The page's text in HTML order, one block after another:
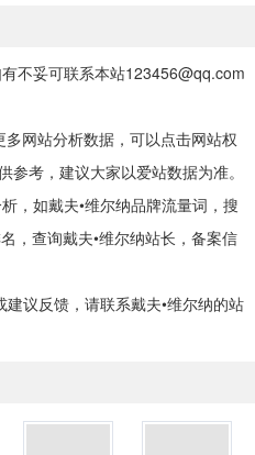
妥可联系本站123456@qq.com
网站分析数据，可以点击网站权
参考，建议大家以爱站数据为准。
如戴夫•维尔纳品牌流量词，搜
，查询戴夫•维尔纳站长，备案信
议反馈，请联系戴夫•维尔纳的站